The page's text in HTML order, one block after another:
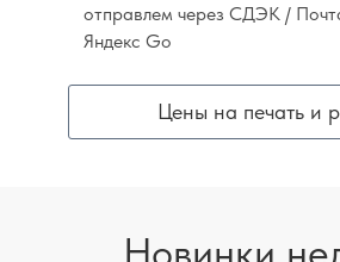
отправлем через СДЭК /
Яндекс Go
Цены на печать и
Новинки